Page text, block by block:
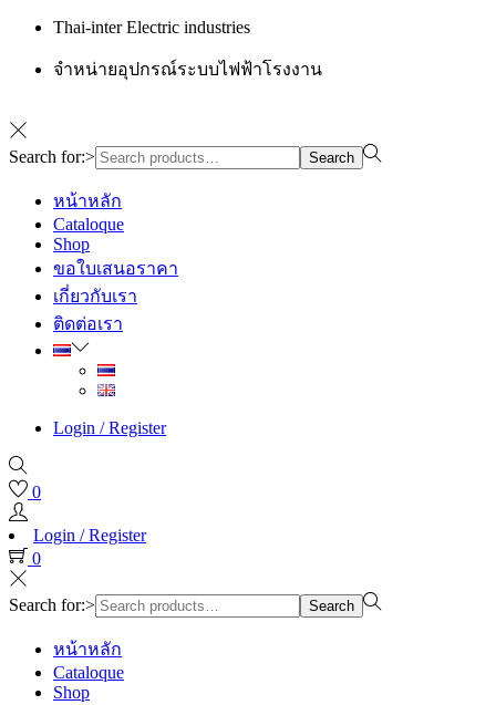
Thai-inter Electric industries
จำหน่ายอุปกรณ์ระบบไฟฟ้าโรงงาน
Search for:> Search
หน้าหลัก
Cataloque
Shop
ขอใบเสนอราคา
เกี่ยวกับเรา
ติดต่อเรา
Login / Register
0
Login / Register
0
Search for:> Search
หน้าหลัก
Cataloque
Shop